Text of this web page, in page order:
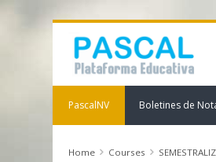
PascalNV Boletines de
Home Courses